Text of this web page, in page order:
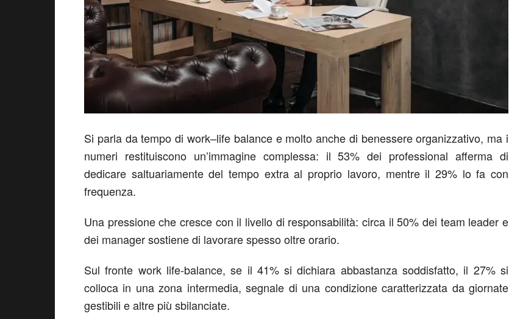
Si parla da tempo di work–life balance e molto anche di benessere organizzativo, ma i
numeri restituiscono un’immagine complessa: il 53% dei professional afferma di
dedicare saltuariamente del tempo extra al proprio lavoro, mentre il 29% lo fa con
frequenza.
Una pressionechecresce con il livello di responsabilità: circa il50% dei team leadere
dei managersostienedi lavorarespesso oltre orario.
Sul fronte work life-balance, se il 41% si dichiara abbastanza soddisfatto, il 27% si
colloca in una zona intermedia, segnale di una condizionecaratterizzata dagiornate
gestibili e altre più sbilanciate.